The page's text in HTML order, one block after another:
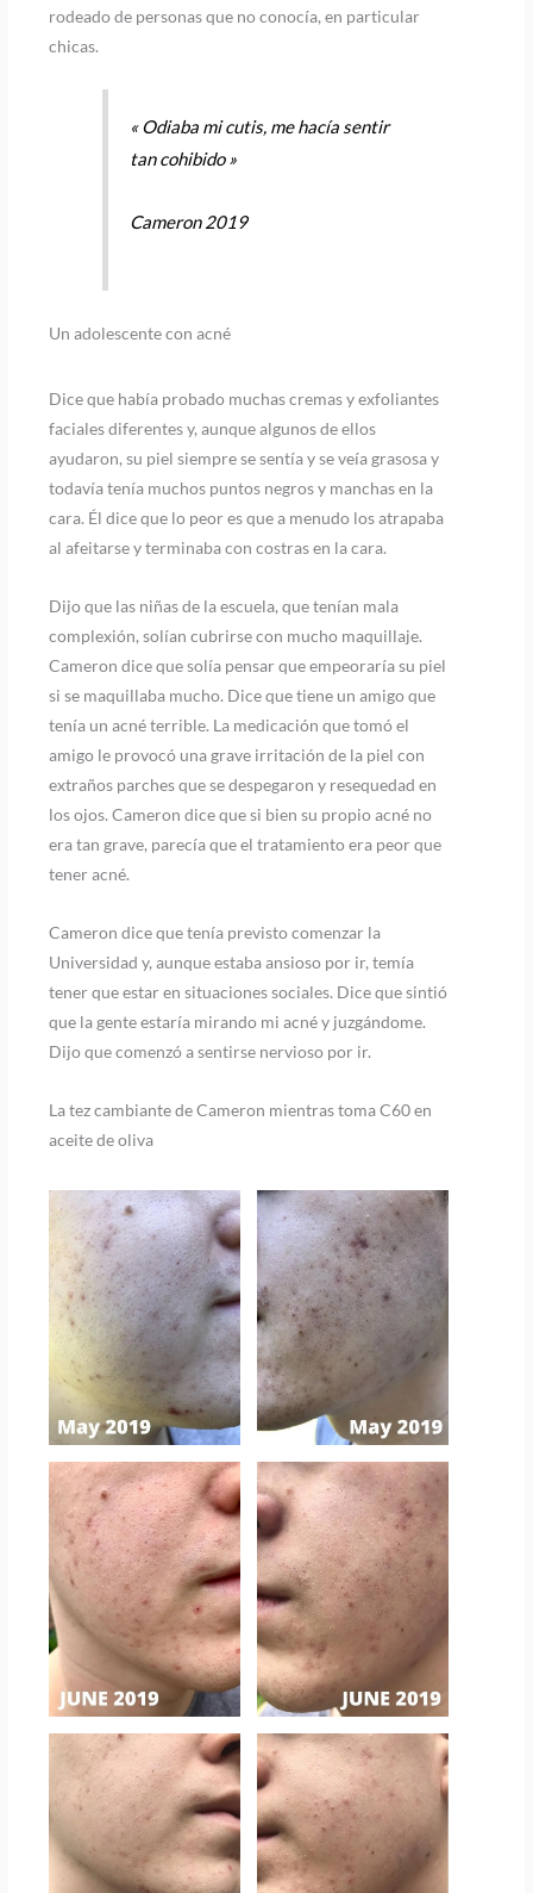
rodeado de personas que no conocía, en particular
chicas.
« Odiaba mi cutis, me hacía sentir
tan cohibido »
Cameron 2019
Un adolescente con acné
Dice que había probado muchas cremas y exfoliantes
faciales diferentes y, aunque algunos de ellos
ayudaron, su piel siempre se sentía y se veía grasosa y
todavía tenía muchos puntos negros y manchas en la
cara. Él dice que lo peor es que a menudo los atrapaba
al afeitarse y terminaba con costras en la cara.
Dijo que las niñas de la escuela, que tenían mala
complexión, solían cubrirse con mucho maquillaje.
Cameron dice que solía pensar que empeoraría su piel
si se maquillaba mucho. Dice que tiene un amigo que
tenía un acné terrible. La medicación que tomó el
amigo le provocó una grave irritación de la piel con
extraños parches que se despegaron y resequedad en
los ojos. Cameron dice que si bien su propio acné no
era tan grave, parecía que el tratamiento era peor que
tener acné.
Cameron dice que tenía previsto comenzar la
Universidad y, aunque estaba ansioso por ir, temía
tener que estar en situaciones sociales. Dice que sintió
que la gente estaría mirando mi acné y juzgándome.
Dijo que comenzó a sentirse nervioso por ir.
La tez cambiante de Cameron mientras toma C60 en
aceite de oliva